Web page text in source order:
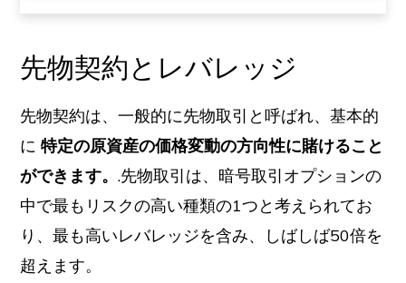
先物契約とレバレッジ
先物契約は、一般的に先物取引と呼ばれ、基本的
に 特定の原資産の価格変動の方向性に賭けること
ができます。.先物取引は、暗号取引オプションの
中で最もリスクの高い種類の1つと考えられてお
り、最も高いレバレッジを含み、しばしば50倍を
超えます。